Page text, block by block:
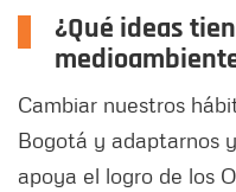
¿Qué ideas
Cambiar nuestros
Bogotá y adaptarnos
apoya el logro de los